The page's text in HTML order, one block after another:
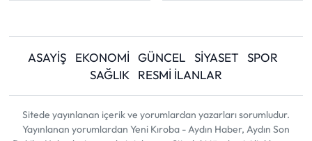
ASAYİŞ EKONOMİ GÜNCEL SİYASET
SPOR
SAĞLIK
RESMİ İLANLAR
Sitede yayınlanan içerik ve yorumlardan yazarları sorumludur.
Yayınlanan yorumlardan Yeni Kıroba - Aydın Haber, Aydın Son